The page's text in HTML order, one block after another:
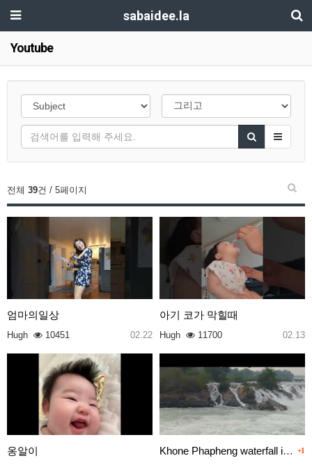
sabaidee.la
Youtube
전체 39건 / 5페이지
엄마의일상
Hugh 10451 02.22
아기 코가 막힐때
Hugh 11700 02.13
옹알이 +1
Khone Phapheng waterfall in so…